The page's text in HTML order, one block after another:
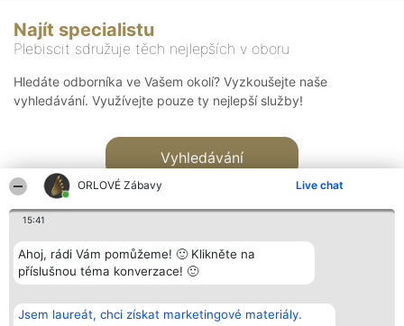
ORLOVÉ Zábavy Live chat
15:41
Ahoj, rádi Vám pomůžeme! 🙂 Klikněte na
příslušnou téma konverzace! 🙂
Jsem laureát, chci získat marketingové materiály.
Najít specialistu
Plebiscit sdružuje těch nejlepších v oboru
Hledáte odborníka ve Vašem okolí? Vyzkoušejte naše
vyhledávání. Využívejte pouze ty nejlepší služby!
Vyhledávání
Bright Side Solutions sp. z o.
o. sp. k.
Vítězové
Seznam všech
Kontakt